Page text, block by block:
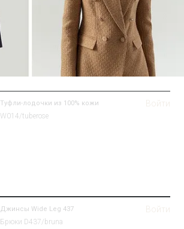
Туфли-лодочки из 100% кожи
W014/tuberose
Войти
Джинсы Wide Leg 437
Брюки D437/bruna
Войти